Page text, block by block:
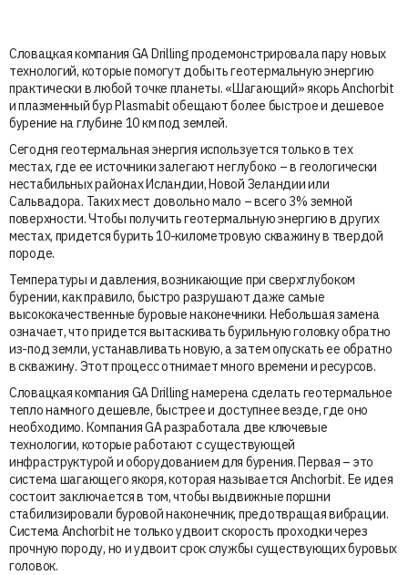
Словацкая компания GA Drilling продемонстрировала пару новых
технологий, которые помогут добыть геотермальную энергию
практически в любой точке планеты. «Шагающий» якорь Anchorbit
и плазменный бур Plasmabit обещают более быстрое и дешевое
бурение на глубине 10 км под землей.
Сегодня геотермальная энергия используется только в тех
местах, где ее источники залегают неглубоко – в геологически
нестабильных районах Исландии, Новой Зеландии или
Сальвадора. Таких мест довольно мало – всего 3% земной
поверхности. Чтобы получить геотермальную энергию в других
местах, придется бурить 10-километровую скважину в твердой
породе.
Температуры и давления, возникающие при сверхглубоком
бурении, как правило, быстро разрушают даже самые
высококачественные буровые наконечники. Небольшая замена
означает, что придется вытаскивать бурильную головку обратно
из-под земли, устанавливать новую, а затем опускать ее обратно
в скважину. Этот процесс отнимает много времени и ресурсов.
Словацкая компания GA Drilling намерена сделать геотермальное
тепло намного дешевле, быстрее и доступнее везде, где оно
необходимо. Компания GA разработала две ключевые
технологии, которые работают с существующей
инфраструктурой и оборудованием для бурения. Первая – это
система шагающего якоря, которая называется Anchorbit. Ее идея
состоит заключается в том, чтобы выдвижные поршни
стабилизировали буровой наконечник, предотвращая вибрации.
Система Anchorbit не только удвоит скорость проходки через
прочную породу, но и удвоит срок службы существующих буровых
головок.